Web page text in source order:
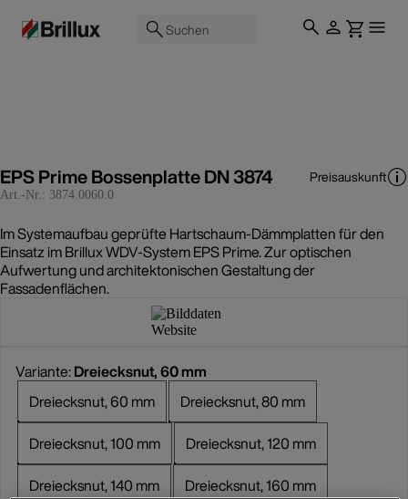
Suchen
EPS Prime Bossenplatte DN 3874
Art.-Nr.: 3874.0060.0
Preisauskunft
Im Systemaufbau geprüfte Hartschaum-Dämmplatten für den
Einsatz im Brillux WDV-System EPS Prime. Zur optischen
Aufwertung und architektonischen Gestaltung der
Fassadenflächen.
Variante:Dreiecksnut, 60 mm
Dreiecksnut, 60 mm
Dreiecksnut, 80 mm
Dreiecksnut, 100 mm
Dreiecksnut, 120 mm
Dreiecksnut, 140 mm
Dreiecksnut, 160 mm